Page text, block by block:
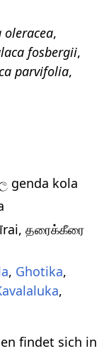
oleracea,
fosbergii,
parvifolia,
genda kola
தரைக்கீரை
, Ghotika,
,
findet sich in